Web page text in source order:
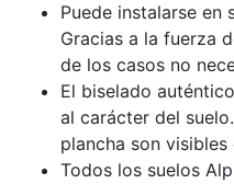
Puede instalarse en
Gracias a la fuerza
de los casos no
El biselado
al carácter del
plancha son visibles
Todos los suelos